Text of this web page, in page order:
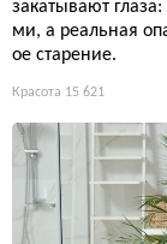
закатывают
ми, а реальная
ое старение.
Красота 15 621